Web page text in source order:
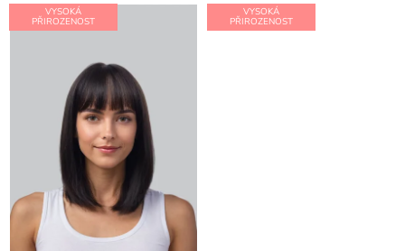
VYSOKÁ
PŘIROZENOST
VYSOKÁ
PŘIROZENOST